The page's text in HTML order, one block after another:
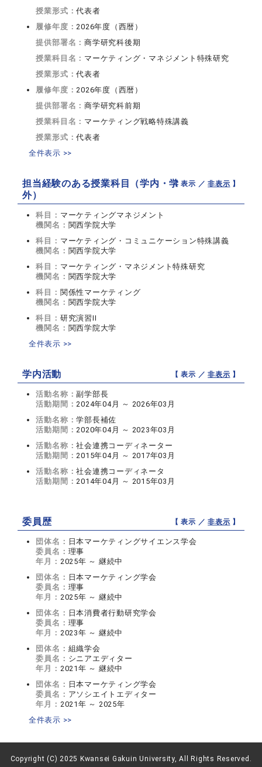
授業形式：代表者
履修年度： 2026年度（西暦）
提供部署名：商学研究科後期
授業科目名： マーケティング・マネジメント特殊研究
授業形式：代表者
履修年度： 2026年度（西暦）
提供部署名：商学研究科前期
授業科目名： マーケティング戦略特殊講義
授業形式：代表者
全件表示 >>
担当経験のある授業科目（学内・学
外）
【 表示 ／非表示 】
科目： マーケティングマネジメント
機関名： 関西学院大学
科目： マーケティング・コミュニケーション特殊講義
機関名： 関西学院大学
科目： マーケティング・マネジメント特殊研究
機関名： 関西学院大学
科目： 関係性マーケティング
機関名： 関西学院大学
科目： 研究演習II
機関名： 関西学院大学
全件表示 >>
学内活動 【 表示 ／非表示 】
活動名称：副学部長
活動期間： 2024年04月 ～ 2026年03月
活動名称：学部長補佐
活動期間： 2020年04月 ～ 2023年03月
活動名称：社会連携コーディネーター
活動期間： 2015年04月 ～ 2017年03月
活動名称：社会連携コーディネータ
活動期間： 2014年04月 ～ 2015年03月
委員歴 【 表示 ／非表示 】
団体名： 日本マーケティングサイエンス学会
委員名： 理事
年月： 2025年 ～ 継続中
団体名： 日本マーケティング学会
委員名： 理事
年月： 2025年 ～ 継続中
団体名： 日本消費者行動研究学会
委員名： 理事
年月： 2023年 ～ 継続中
団体名： 組織学会
委員名： シニアエディター
年月： 2021年 ～ 継続中
団体名： 日本マーケティング学会
委員名： アソシエイトエディター
年月： 2021年 ～ 2025年
全件表示 >>
Copyright (C) 2025 Kwansei Gakuin University, All Rights Reserved.